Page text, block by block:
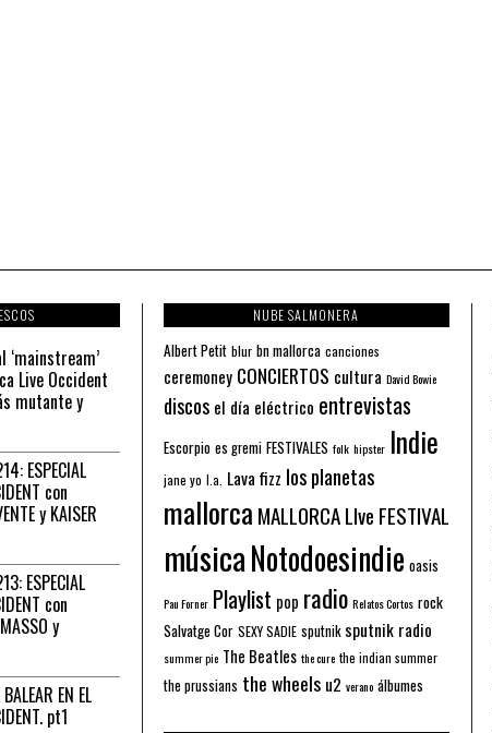
‘mainstream’
Live Occident
mutante y
ESPECIAL
con
y KAISER
ESPECIAL
con
y
EN EL
pt1
NUBE SALMONERA
Albert Petit blur bn mallorca canciones
ceremoney CONCIERTOS cultura David Bowie
discos el día eléctrico entrevistas
Escorpio es gremi FESTIVALES folk hipster Indie
jane yo l.a. Lava fizz los planetas
mallorca MALLORCA LIve FESTIVAL
músicaNotodoesindie oasis
Pau Forner Playlist pop radio Relatos Cortos rock
Salvatge Cor SEXY SADIE sputnik sputnik radio
summer pie The Beatles the cure the indian summer
the prussians the wheels u2 verano álbumes